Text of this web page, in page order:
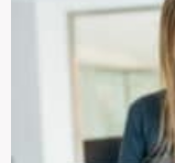
ומתייחס בעיקר
התאונה,
נזק נפשי